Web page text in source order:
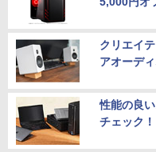
クリエイ
アオーデ
性能の良
チェック！